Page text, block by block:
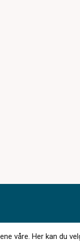
våre. Her kan du